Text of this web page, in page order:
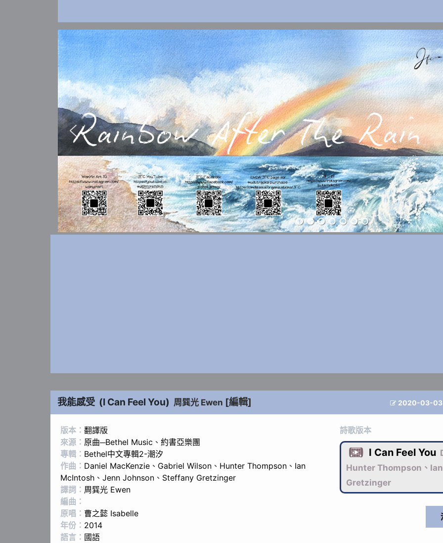
我能感受 (I Can Feel You) 周巽光 Ewen [編輯]  2020-03-03
版本： 翻譯版
來源： 原曲─Bethel Music 、 約書亞樂團
專輯： Bethel中文專輯2-潮汐
作曲： Daniel MacKenzie 、 Gabriel Wilson 、 Hunter Thompson 、 Ian
McIntosh 、 Jenn Johnson 、 Steffany Gretzinger
譯詞： 周巽光 Ewen
編曲：
原唱： 曹之懿 Isabelle
年份： 2014
語言： 國語
詩歌版本
 I Can Feel You
Hunter Thompson、
Gretzinger